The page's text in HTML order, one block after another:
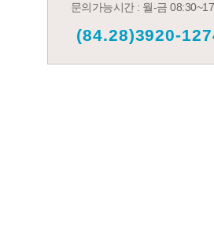
문의가능시간 : 월-금
(84.28)3920-